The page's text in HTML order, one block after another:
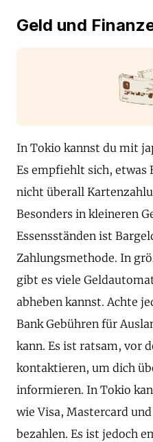
Geld und
In Tokio kannst du mit
Es empfiehlt sich, etwas
nicht überall
Besonders in kleineren
Essensständen ist
Zahlungsmethode. In
gibt es viele
abheben kannst. Achte
Bank Gebühren für
kann. Es ist ratsam, vor
kontaktieren, um dich
informieren. In Tokio
wie Visa, Mastercard
bezahlen. Es ist jedoch